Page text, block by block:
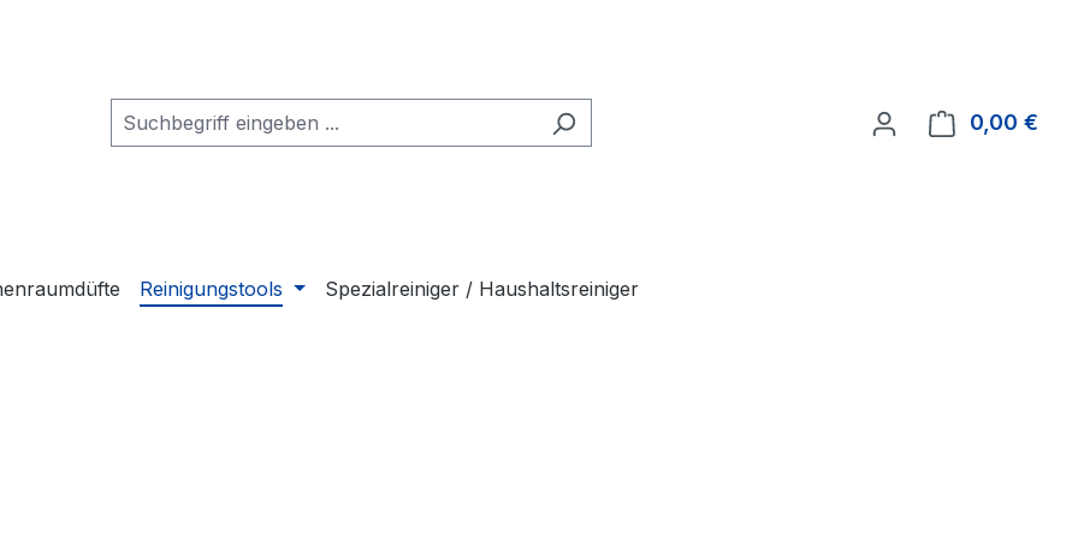
0,00 €
Reinigungstools Spezialreiniger / Haushaltsreiniger